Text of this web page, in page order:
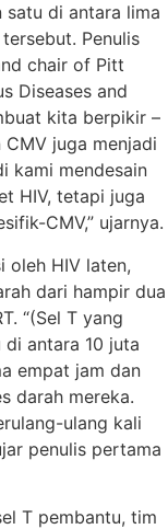
satu di antara lima
Penulis
chair of Pitt
Diseases and
kita berpikir –
juga menjadi
kami mendesain
HIV, tetapi juga
CMV,” ujarnya.
oleh HIV laten,
dari hampir dua
“(Sel T yang
antara 10 juta
empat jam dan
darah mereka.
ulang kali
penulis pertama
T pembantu, tim